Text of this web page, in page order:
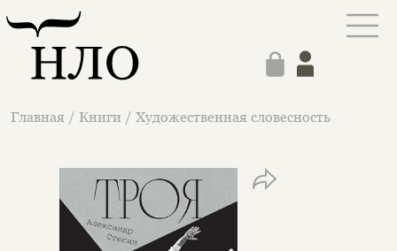
Главная / Книги / Художественная словесность